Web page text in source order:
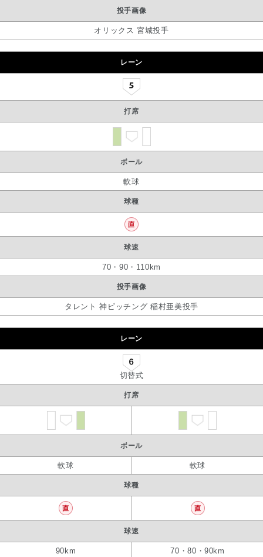
投手画像
オリックス 宮城投手
レーン
打席
ボール
軟球
球種
球速
70・90・110km
投手画像
タレント 神ピッチング 稲村亜美投手
レーン
切替式
打席
ボール
軟球 軟球
球種
球速
90km 70・80・90km